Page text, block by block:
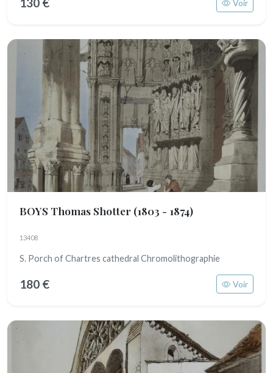
Voir
BOYS Thomas Shotter (1803 - 1874)
13408
S. Porch of Chartres cathedral Chromolithographie
180 € Voir